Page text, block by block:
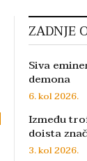
ZADNJE
Siva
demona
6. kol 2026.
Između
doista
3. kol 2026.